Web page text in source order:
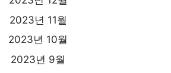
2023년 11월
2023년 10월
2023년 9월